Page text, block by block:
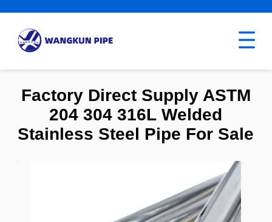
Factory Direct Supply ASTM
204 304 316L Welded
Stainless Steel Pipe For Sale